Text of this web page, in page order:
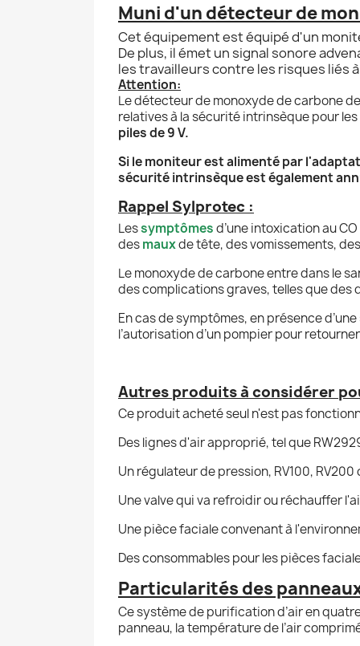
Muni d'un détecteur de
Cet équipement est équipé d'un
De plus, il émet un signal sonore
les travailleurs contre les risques liés
Attention:
Le détecteur de monoxyde de carbone
relatives à la sécurité intrinsèque pour
piles de 9 V.
Si le moniteur est alimenté par
sécurité intrinsèque est également
Rappel Sylprotec :
Lessymptômesd’une intoxication au
desmauxde tête, des vomissements,
Le monoxyde de carbone entre dans le
des complications graves, telles que des
En cas de symptômes, en présence
l’autorisation d’un pompier pour
Autres produits à considérer
Ce produit acheté seul n'est pas
Des lignes d'air approprié, tel que
Un régulateur de pression, RV100, RV200
Une valve qui va refroidir ou réchauffer
Une pièce faciale convenant à
Des consommables pour les pièces
Particularités des
Ce système de purification d’air en
panneau, la température de l’air